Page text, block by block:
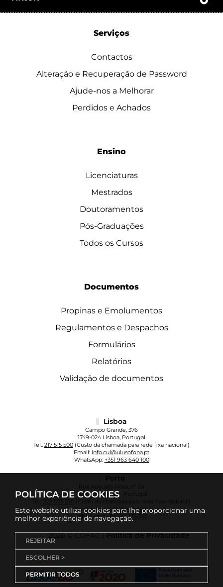
POLÍTICA DE COOKIES
Este website utiliza cookies para lhe proporcionar uma
melhor experiência de navegação.
REJEITAR
ESCOLHER >
PERMITIR TODOS
Serviços
Contactos
Alteração e Recuperação de Password
Ajude-nos a Melhorar
Perdidos e Achados
Ensino
Licenciaturas
Mestrados
Doutoramentos
Pós-Graduações
Todos os Cursos
Documentos
Propinas e Emolumentos
Regulamentos e Despachos
Formulários
Relatórios
Validação de documentos
Lisboa
Campo Grande, 376
1749-024 Lisboa, Portugal
Tel.: 217 515 500 (Custo da chamada para rede fixa nacional)
Email: info.cul@ulusofona.pt
WhatsApp: +351 963 640 100
Porto
Rua Augusto Rosa, nº 24
4000-098 Porto - Portugal
222 073 230
(Custo da chamada para rede fixa nacional)
Email:info.cup@ulusofona.pt
WhatsApp:+351 961 135 355
2026 © COFAC |Política de Privacidade